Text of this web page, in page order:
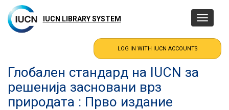
main
content
IUCN LIBRARY SYSTEM
Toggle
Глобален стандард на IUCN за
решенија засновани врз
природата : Прво издание